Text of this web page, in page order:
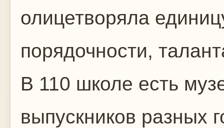
олицетворяла
порядочности,
В 110 школе есть
выпускников разных